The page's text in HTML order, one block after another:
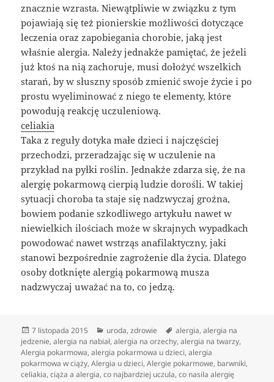
znacznie wzrasta. Niewątpliwie w związku z tym
pojawiają się też pionierskie możliwości dotyczące
leczenia oraz zapobiegania chorobie, jaką jest
właśnie alergia. Należy jednakże pamiętać, że jeżeli
już ktoś na nią zachoruje, musi dołożyć wszelkich
starań, by w słuszny sposób zmienić swoje życie i po
prostu wyeliminować z niego te elementy, które
powodują reakcję uczuleniową.
celiakia
Taka z reguły dotyka małe dzieci i najczęściej
przechodzi, przeradzając się w uczulenie na
przykład na pyłki roślin. Jednakże zdarza się, że na
alergię pokarmową cierpią ludzie dorośli. W takiej
sytuacji choroba ta staje się nadzwyczaj groźna,
bowiem podanie szkodliwego artykułu nawet w
niewielkich ilościach może w skrajnych wypadkach
powodować nawet wstrząs anafilaktyczny, jaki
stanowi bezpośrednie zagrożenie dla życia. Dlatego
osoby dotknięte alergią pokarmową musza
nadzwyczaj uważać na to, co jedzą.
Data
publikacji
7 listopada 2015 Kategorie
uroda,zdrowie Tagi
alergia,alergia na
jedzenie,alergia na nabiał,alergia na orzechy,alergia na twarzy,
Alergia pokarmowa,alergia pokarmowa u dzieci,alergia
pokarmowa w ciąży,Alergia u dzieci,Alergie pokarmowe, barwniki,
celiakia,ciąża a alergia,co najbardziej uczula,co nasila alergię